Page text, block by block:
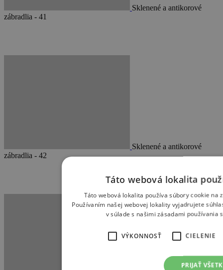
Sklenené a antikorové
zábradlia - 41
Sklenené a antikorové
zábradlia - 42
Táto webová lokalita
Táto webová lokalita používa súbory cookie na
Používaním našej webovej lokality vyjadrujete
v súlade s našimi zásadami používania
VÝKONNOSŤ CIELENIE
PRIJAŤ